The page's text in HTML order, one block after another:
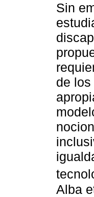
Sin
de
Alba